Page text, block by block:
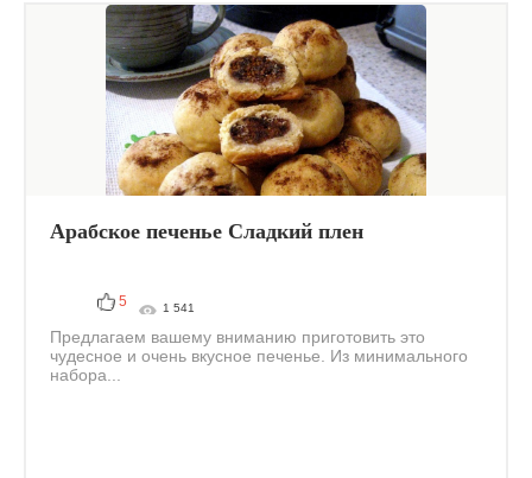
Арабское печенье Сладкий плен
5 1 541
Предлагаем вашему вниманию приготовить это
чудесное и очень вкусное печенье. Из минимального
набора...